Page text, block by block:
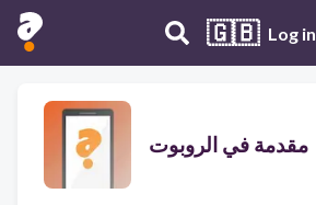
🇬🇧 Log in
مقدمة في الروبوت